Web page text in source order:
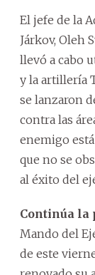
El jefe de la
Járkov, Oleh
llevó a cabo
y la artillería
se lanzaron
contra las
enemigo
que no se
al éxito del
Continúa la
Mando del
de este